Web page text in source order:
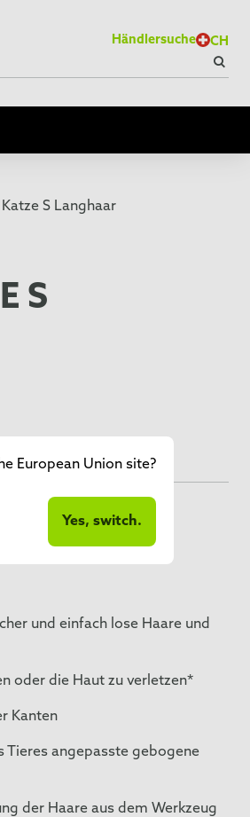
Händlersuche CH
S Langhaar
S
und einfach lose Haare und
oder die Haut zu verletzen*
Kanten
Tieres angepasste gebogene
der Haare aus dem Werkzeug
European Union site?
Yes, switch.